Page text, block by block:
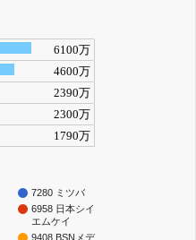
6100万
4600万
2390万
2300万
1790万
7280 ミツバ
6958 日本シイ
エムケイ
9408 BSNメデ